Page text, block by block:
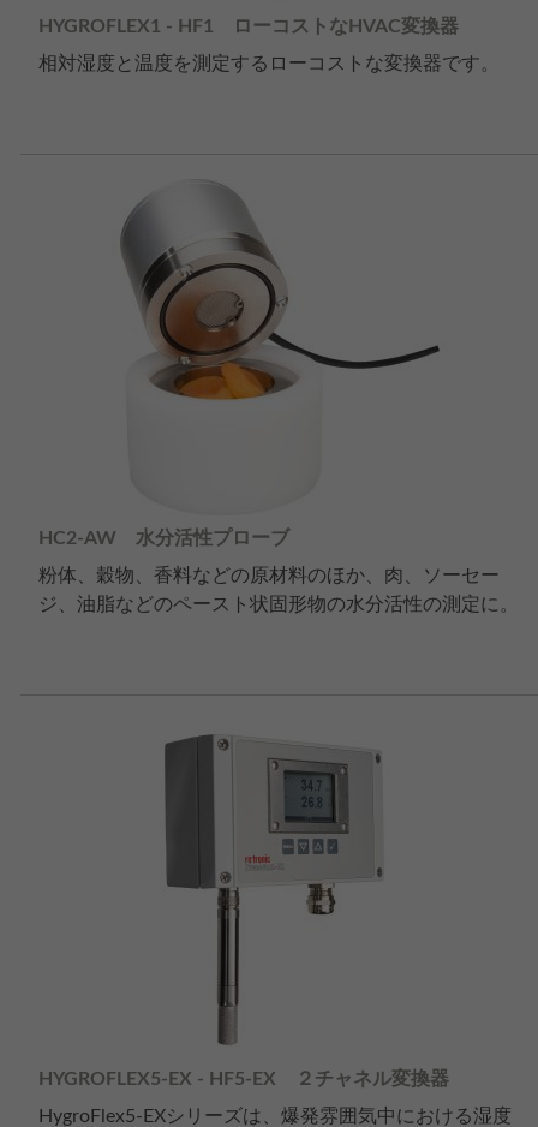
HYGROFLEX1 - HF1 ローコストなHVAC変換器
相対湿度と温度を測定するローコストな変換器です。
HC2-AW 水分活性プローブ
粉体、穀物、香料などの原材料のほか、肉、ソーセー
ジ、油脂などのペースト状固形物の水分活性の測定に。
HYGROFLEX5-EX - HF5-EX ２チャネル変換器
HygroFlex5-EXシリーズは、爆発雰囲気中における湿度